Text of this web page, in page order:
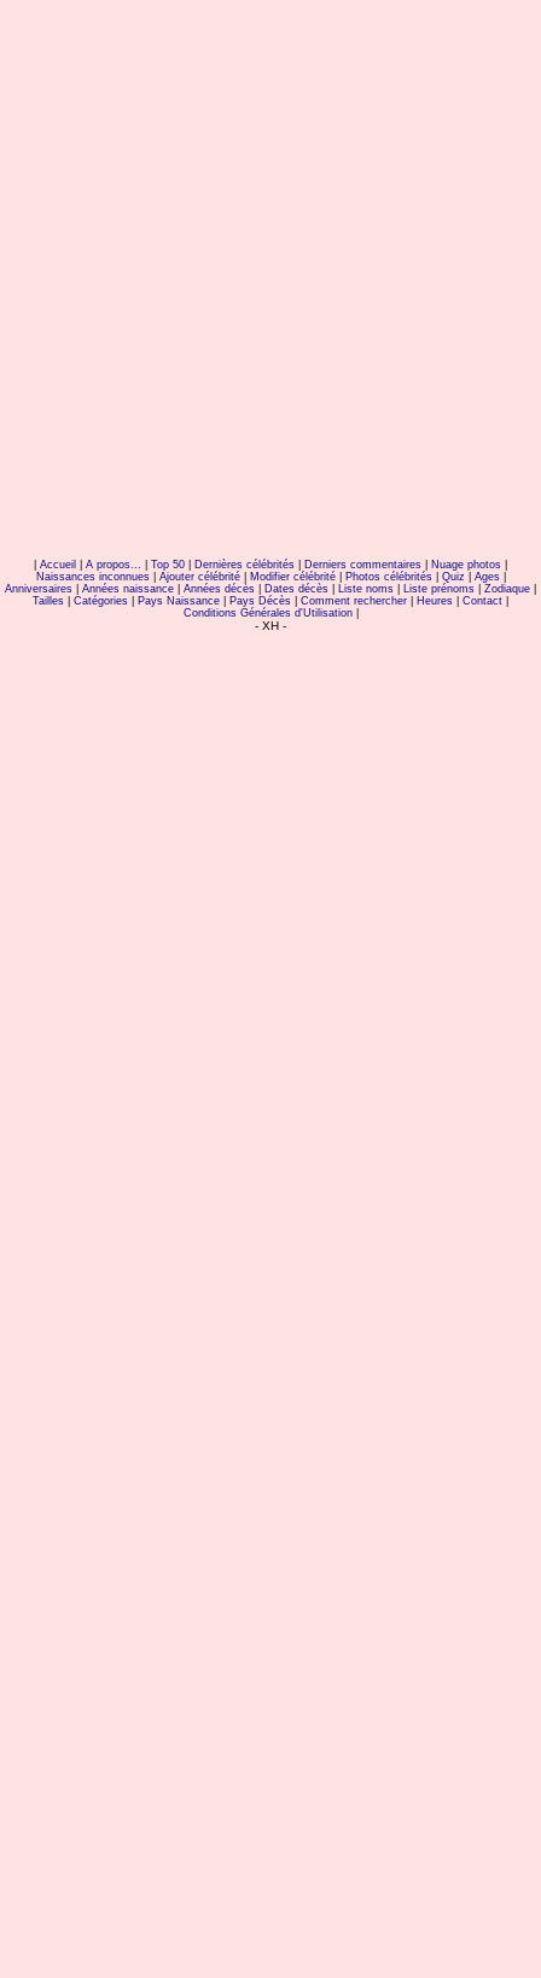
Accueil A propos... Top 50 Dernières célébrités Derniers commentaires Nuage photos
Naissances inconnues| Ajouter célébrité| Modifier célébrité| Photos célébrités| Quiz Ages|
Anniversaires
Années naissance Années décès Dates décès Liste noms Liste prénoms Zodiaque
Tailles
Catégories Pays Naissance Pays Décès Comment rechercher Heures Contact
Conditions Générales d'Utilisation|
- XH -